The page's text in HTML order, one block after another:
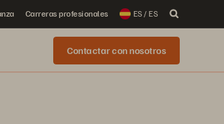
Carreras profesionales ES / ES
Contactar con nosotros